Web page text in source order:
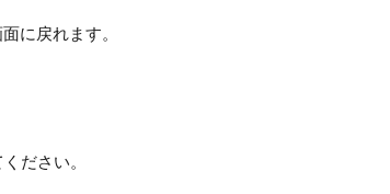
に戻れます。
ださい。